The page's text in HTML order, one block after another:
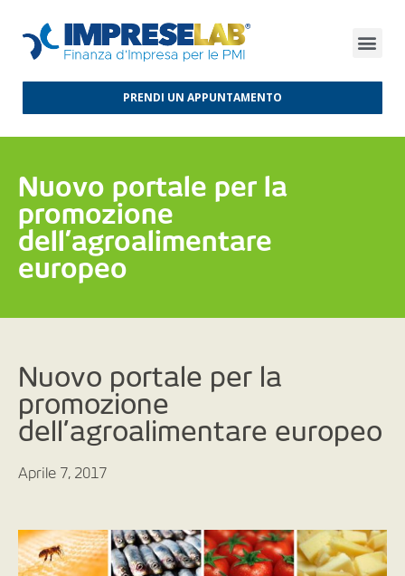
PRENDI UN APPUNTAMENTO
Nuovo portale per la
promozione
dell’agroalimentare
europeo
Nuovo portale per la
promozione
dell’agroalimentare europeo
Aprile 7, 2017